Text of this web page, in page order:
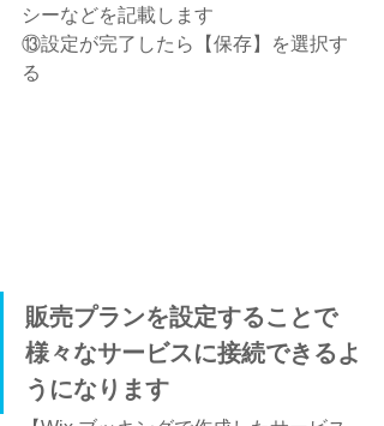
シーなどを記載します
⑬設定が完了したら【保存】を選択す
る
販売プランを設定することで
様々なサービスに接続できるよ
うになります